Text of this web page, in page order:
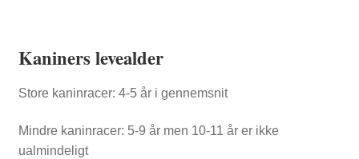
Kaniners levealder
Store kaninracer: 4-5 år i gennemsnit
Mindre kaninracer: 5-9 år men 10-11 år er ikke
ualmindeligt